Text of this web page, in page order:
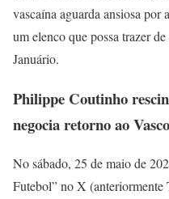
vascaína aguarda ansiosa
um elenco que possa trazer
Januário.
Philippe Coutinho
negocia retorno ao Vasco
No sábado, 25 de maio de
Futebol” no X